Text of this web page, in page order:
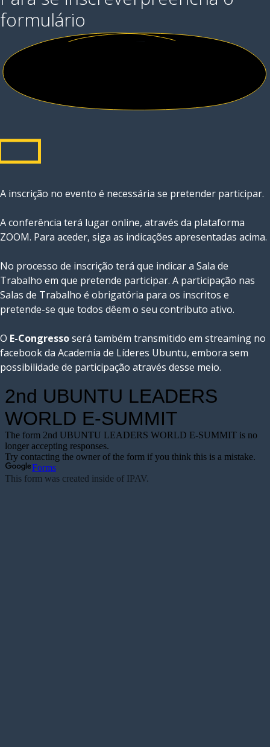
formulário
A inscrição no evento é necessária se pretender participar.
A conferência terá lugar online, através da plataforma
ZOOM. Para aceder, siga as indicações apresentadas acima.
No processo de inscrição terá que indicar a Sala de
Trabalho em que pretende participar. A participação nas
Salas de Trabalho é obrigatória para os inscritos e
pretende-se que todos dêem o seu contributo ativo.
O E-Congressoserá também transmitido em streaming no
facebook da Academia de Líderes Ubuntu, embora sem
possibilidade de participação através desse meio.